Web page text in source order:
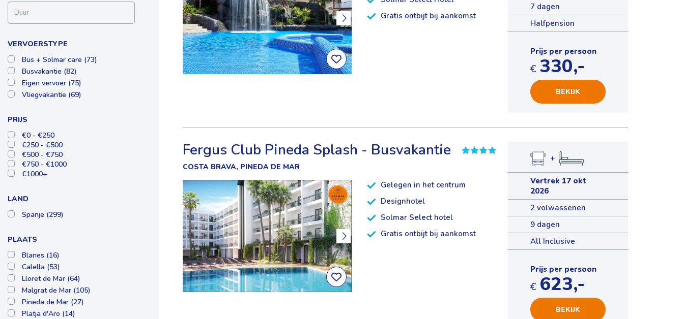
VERVOERSTYPE
Bus + Solmar care (73)
Busvakantie (82)
Eigen vervoer (75)
Vliegvakantie (69)
PRIJS
€0 - €250
€250 - €500
€500 - €750
€750 - €1000
€1000+
LAND
Spanje (299)
PLAATS
Blanes (16)
Calella (53)
Lloret de Mar (64)
Malgrat de Mar (105)
Pineda de Mar (27)
Platja d'Aro (14)
Gratis ontbijt bij aankomst
7 dagen
Halfpension
Prijs per persoon
€ 330,-
BEKIJK
Fergus Club Pineda Splash - Busvakantie
COSTA BRAVA, PINEDA DE MAR
Gelegen in het centrum
Designhotel
Solmar Select hotel
Gratis ontbijt bij aankomst
+
Vertrek 17 okt
2026
2 volwassenen
9 dagen
All Inclusive
Prijs per persoon
€ 623,-
BEKIJK